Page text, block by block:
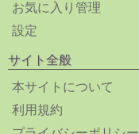
お気に入り管理
設定
サイト全般
本サイトについて
利用規約